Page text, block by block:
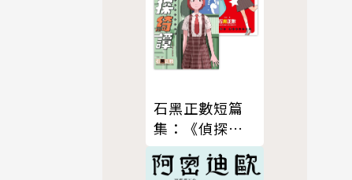
石黑正數短篇
集：《偵探綺
譚》《正向老
師》